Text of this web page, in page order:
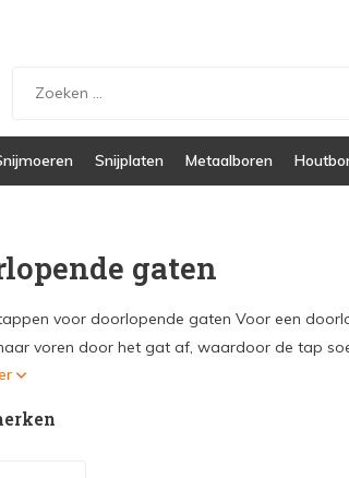
Snijplaten Metaalboren
gaten
voor doorlopende gaten Voor een
voren door het gat af, waardoor de tap